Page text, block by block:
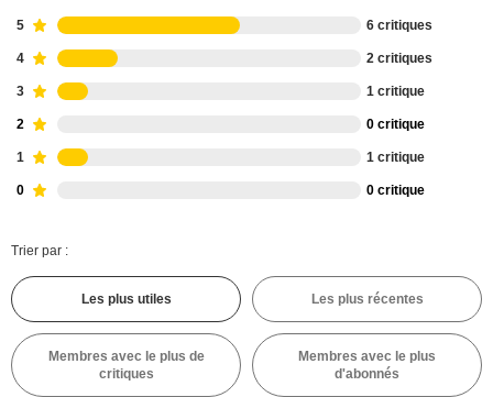
5 6 critiques
4 2 critiques
3 1 critique
2 0 critique
1 1 critique
0 0 critique
Trier par :
Les plus utiles Les plus récentes
Membres avec le plus de
critiques
Membres avec le plus
d'abonnés